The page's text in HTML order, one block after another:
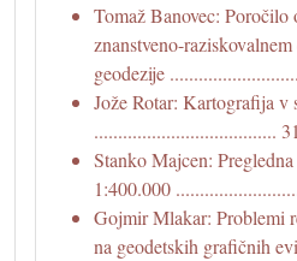
Tomaž Banovec: Poročilo
znanstveno-
geodezije
Jože Rotar: Kartografija v
...................................... 31
Stanko Majcen:
1:400.000
Gojmir Mlakar: Problemi
na geodetskih grafičnih